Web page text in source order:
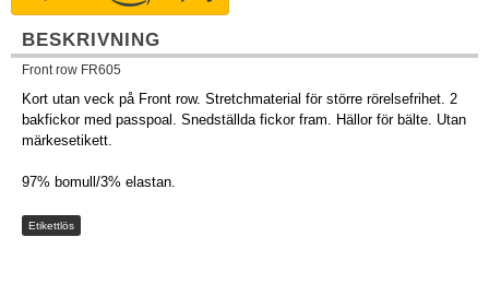
BESKRIVNING
Front row FR605
Kort utan veck på Front row. Stretchmaterial för större rörelsefrihet. 2
bakfickor med passpoal. Snedställda fickor fram. Hällor för bälte. Utan
märkesetikett.
97% bomull/3% elastan.
Etikettlös